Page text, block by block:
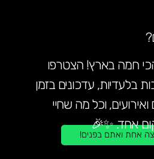
אחת ואתם בפנים!
חמה בארץ! הצטרפו
בלעדיות, עדכונים בזמן
וכל מה שחיי
אחד. ✨🎉